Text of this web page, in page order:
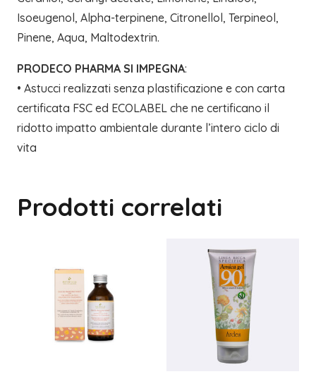
Isoeugenol, Alpha-terpinene, Citronellol, Terpineol,
Pinene, Aqua, Maltodextrin.
PRODECO PHARMA SI IMPEGNA:
• Astucci realizzati senza plastificazione e con carta
certificata FSC ed ECOLABEL che ne certificano il
ridotto impatto ambientale durante l’intero ciclo di
vita
Prodotti correlati